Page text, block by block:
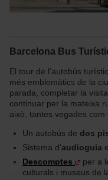
Barcelona Bus
El tour de l’autobús
més emblemàtics de la
parada, completar la
continuar per la mateixa
això, tantes vegades com
Un autobús de dos
Sistema d'audioguia
Descomptes
per a
culturals i museus de